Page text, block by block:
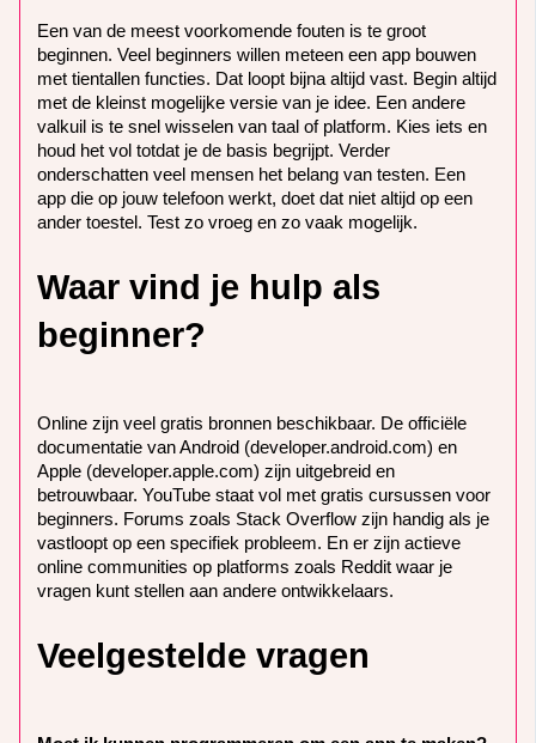
Een van de meest voorkomende fouten is te groot
beginnen. Veel beginners willen meteen een app bouwen
met tientallen functies. Dat loopt bijna altijd vast. Begin altijd
met de kleinst mogelijke versie van je idee. Een andere
valkuil is te snel wisselen van taal of platform. Kies iets en
houd het vol totdat je de basis begrijpt. Verder
onderschatten veel mensen het belang van testen. Een
app die op jouw telefoon werkt, doet dat niet altijd op een
ander toestel. Test zo vroeg en zo vaak mogelijk.
Waar vind je hulp als
beginner?
Online zijn veel gratis bronnen beschikbaar. De officiële
documentatie van Android (developer.android.com) en
Apple (developer.apple.com) zijn uitgebreid en
betrouwbaar. YouTube staat vol met gratis cursussen voor
beginners. Forums zoals Stack Overflow zijn handig als je
vastloopt op een specifiek probleem. En er zijn actieve
online communities op platforms zoals Reddit waar je
vragen kunt stellen aan andere ontwikkelaars.
Veelgestelde vragen